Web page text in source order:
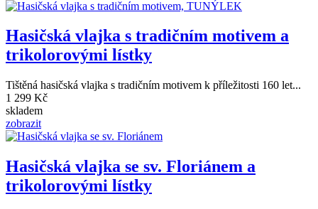
Hasičská vlajka s tradičním motivem a
trikolorovými lístky
Tištěná hasičská vlajka s tradičním motivem k příležitosti 160 let...
1 299 Kč
skladem
zobrazit
Hasičská vlajka se sv. Floriánem a
trikolorovými lístky